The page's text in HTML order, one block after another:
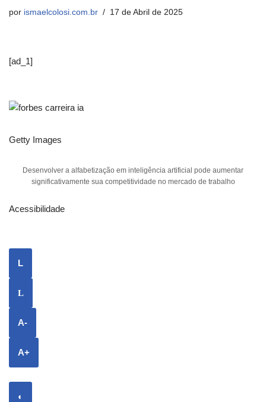
por ismaelcolosi.com.br 17 de Abril de 2025
[ad_1]
Getty Images
Desenvolver a alfabetização em inteligência artificial pode aumentar
significativamente sua competitividade no mercado de trabalho
Acessibilidade
L
L
A-
A+
◐